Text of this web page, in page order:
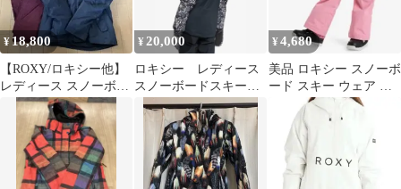
¥ 18,800
【ROXY/ロキシー他】
レディース スノーボー
ドウェア上下&ヒップ
プロテクター
¥ 20,000
ロキシー レディース
スノーボードスキーウ
ェア
¥4,680
美品 ロキシー スノーボ
ード スキー ウェア キ
ッズ ピンク パンツ 150